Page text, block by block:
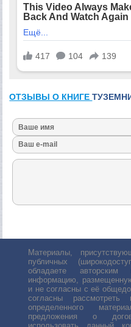
ОТЗЫВЫ О КНИГЕ
Материалы,
публичных
обладаете
информацию,
и не согласны с её
согласны
определенного
предложения о
использовать данный